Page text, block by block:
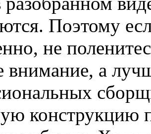
Поэтому
не
внимание, а
конструкцию